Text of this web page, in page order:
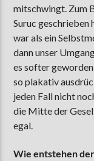
mitschwingt. Zum
Suruc geschrieben
war als ein
dann unser
es softer
so plakativ
jeden Fall nicht
die Mitte der
egal.
Wie entstehen